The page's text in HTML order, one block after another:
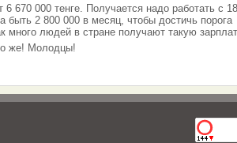
6 670 000 тенге. Получается надо работать с
быть 2 800 000 в месяц, чтобы достичь порога
много людей в стране получают такую
же! Молодцы!